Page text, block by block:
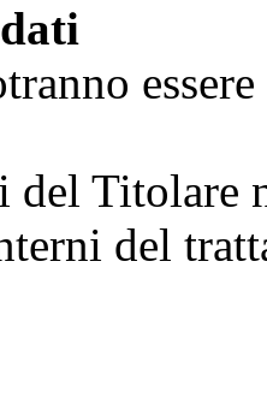
del Titolare
del